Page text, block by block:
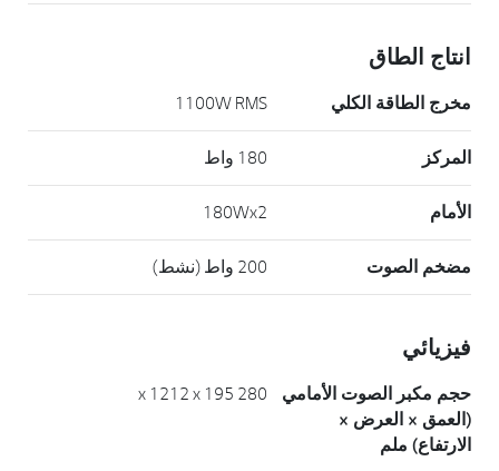
انتاج الطاق
مخرج الطاقة الكلي 1100W RMS
المركز 180 واط
الأمام 180Wx2
مضخم الصوت 200 واط (نشط)
فيزيائي
حجم مكبر الصوت الأمامي
(العمق × العرض ×
الارتفاع) ملم
280 x 1212 x 195